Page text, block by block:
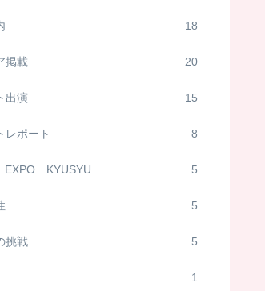
18
掲載 20
出演 15
レポート 8
KYUSYU 5
5
挑戦 5
1